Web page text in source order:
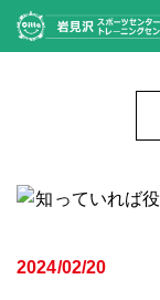
2024/02/20